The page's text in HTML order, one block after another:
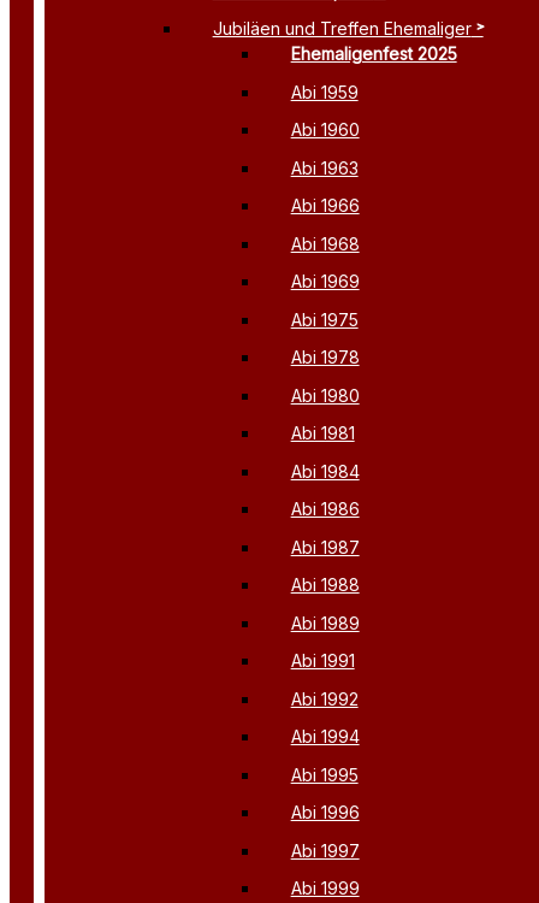
Jubiläen und Treffen Ehemaliger
Ehemaligenfest 2025
Abi 1959
Abi 1960
Abi 1963
Abi 1966
Abi 1968
Abi 1969
Abi 1975
Abi 1978
Abi 1980
Abi 1981
Abi 1984
Abi 1986
Abi 1987
Abi 1988
Abi 1989
Abi 1991
Abi 1992
Abi 1994
Abi 1995
Abi 1996
Abi 1997
Abi 1999